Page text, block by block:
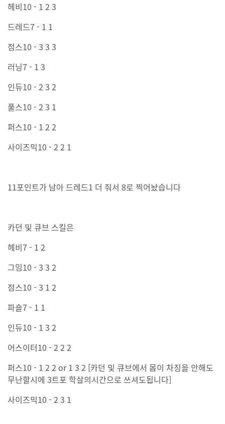
헤비10 - 1 2 3
드레드7 - 1 1
점스10 - 3 3 3
러닝7 - 1 3
인듀10 - 2 3 2
풀스10 - 2 3 1
퍼스10 - 1 2 2
사이즈믹10 - 2 2 1
11포인트가 남아 드레드1 더 줘서 8로 찍어놨습니다
카던 및 큐브 스킬은
헤비7 - 1 2
그임10 - 3 3 2
점스10 - 3 1 2
파숄7 - 1 1
인듀10 - 1 3 2
어스이터10 - 2 2 2
퍼스10 - 1 2 2 or 1 3 2 [카던 및 큐브에서 몹이 차징을 안해도
무난할시에 3트포 학살의시간으로 쓰셔도됩니다]
사이즈믹10 - 2 3 1